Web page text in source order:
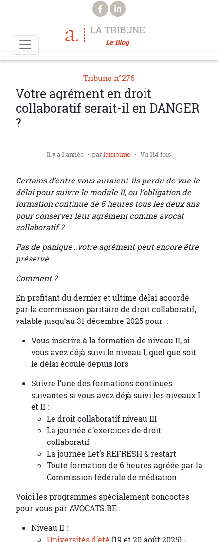
Aller au contenu principal
LA TRIBUNE
Le Blog
Tribune n°276
Votre agrément en droit
collaboratif serait-il en DANGER
?
Il y a 1 année parlatribune Vu 114 fois
Certains d’entre vous auraient-ils perdu de vue le
délai poursuivre le module II, ou l’obligation de
formation continue de 6 heures tous les deux ans
pour conserver leur agrément comme avocat
collaboratif ?
Pas de panique…votre agrément peut encore être
préservé.
Comment ?
En profitant du dernier et ultime délai accordé
par la commission paritaire de droit collaboratif,
valable jusqu’au 31 décembre 2025 pour :
Vous inscrire à la formation de niveau II, si
vous avez déjà suivi le niveau I, quel que soit
le délai écoulé depuis lors
Suivre l’une des formations continues
suivantes si vous avez déjà suivi les niveaux I
et II :
Le droit collaboratif niveau III
La journée d’exercices de droit
collaboratif
La journée Let’s REFRESH & restart
Toute formation de 6 heures agréée par la
Commission fédérale de médiation
Voici les programmes spécialement concoctés
pour vous par AVOCATS.BE :
Niveau II :
Universités d’été (19 et 20 août 2025) -